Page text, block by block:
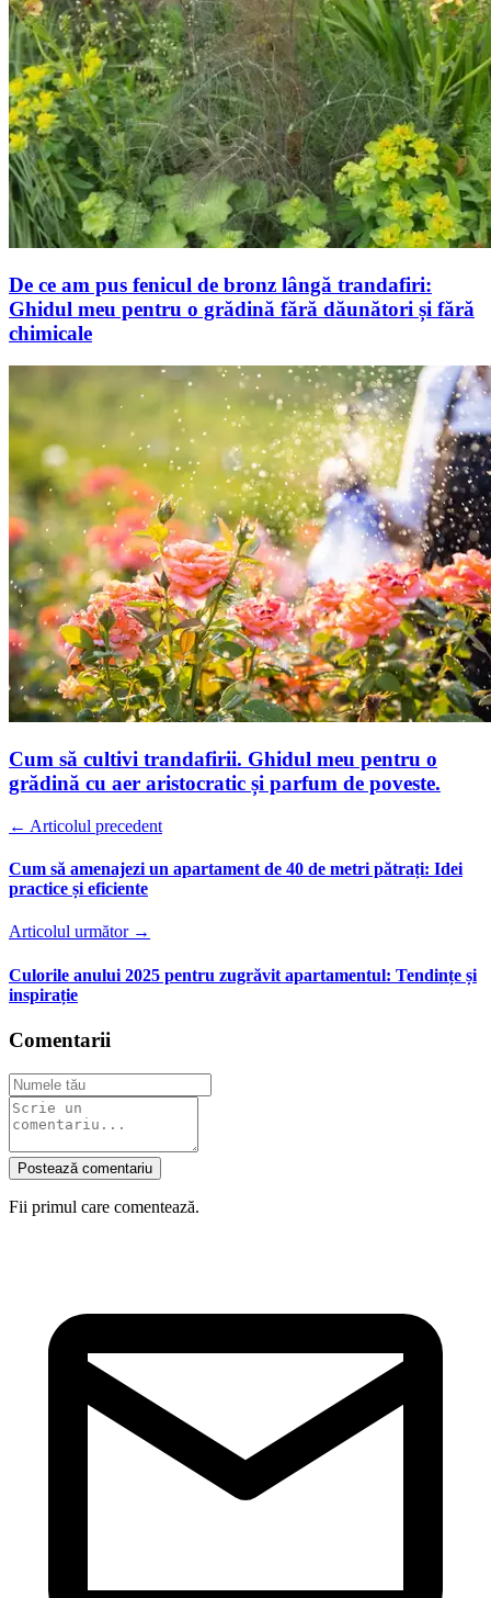
De ce am pus fenicul de bronz lângă trandafiri:
Ghidul meu pentru o grădină fără dăunători și fără
chimicale
Cum să cultivi trandafirii. Ghidul meu pentru o
grădină cu aer aristocratic și parfum de poveste.
← Articolul precedent
Cum să amenajezi un apartament de 40 de metri pătrați: Idei
practice și eficiente
Articolul următor →
Culorile anului 2025 pentru zugrăvit apartamentul: Tendințe și
inspirație
Comentarii
Postează comentariu
Fii primul care comentează.